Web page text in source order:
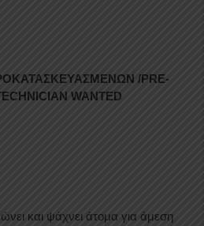
/PRE-
WANTED
και ψάχνει άτομα για άμεση